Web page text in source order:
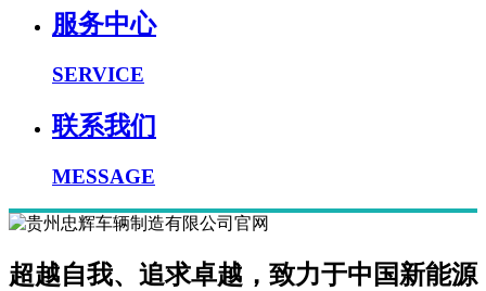
服务中心
SERVICE
联系我们
MESSAGE
超越自我、追求卓越，致力于中国新能源